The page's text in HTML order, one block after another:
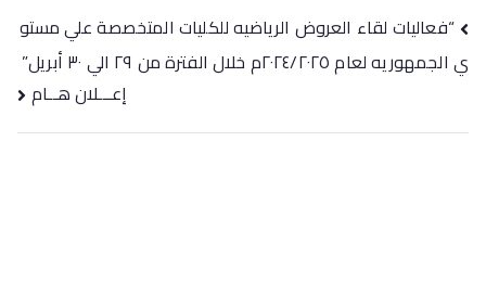
“فعاليات لقاء العروض الرياضيه للكليات المتخصصة علي مستو
ي الجمهوريه لعام ٢٠٢٤/٢٠٢٥م خلال الفترة من ٢٩ الي ٣٠ أبريل”
إعـــلان هــام